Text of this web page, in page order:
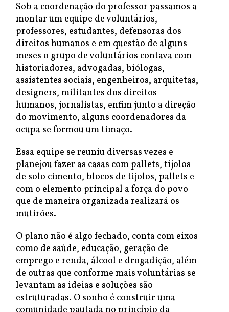
Sob a coordenação do professor passamos a
montar um equipe de voluntários,
professores, estudantes, defensoras dos
direitos humanos e em questão de alguns
meses o grupo de voluntários contava com
historiadores, advogadas, biólogas,
assistentes sociais, engenheiros, arquitetas,
designers, militantes dos direitos
humanos, jornalistas, enfim junto a direção
do movimento, alguns coordenadores da
ocupa se formou um timaço.
Essa equipe se reuniu diversas vezes e
planejou fazer as casas com pallets, tijolos
de solo cimento, blocos de tijolos, pallets e
com o elemento principal a força do povo
que de maneira organizada realizará os
mutirões.
O plano não é algo fechado, conta com eixos
como de saúde, educação, geração de
emprego e renda, álcool e drogadição, além
de outras que conforme mais voluntárias se
levantam as ideias e soluções são
estruturadas. O sonho é construir uma